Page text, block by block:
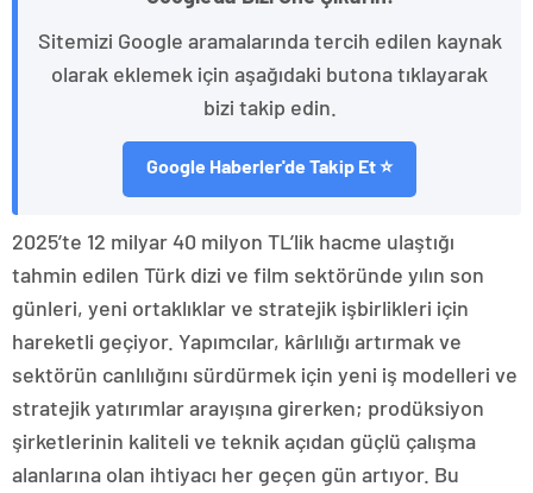
Sitemizi Google aramalarında tercih edilen kaynak
olarak eklemek için aşağıdaki butona tıklayarak
bizi takip edin.
Google Haberler'de Takip Et ⭐
2025’te 12 milyar 40 milyon TL’lik hacme ulaştığı
tahmin edilen Türk dizi ve film sektöründe yılın son
günleri, yeni ortaklıklar ve stratejik işbirlikleri için
hareketli geçiyor. Yapımcılar, kârlılığı artırmak ve
sektörün canlılığını sürdürmek için yeni iş modelleri ve
stratejik yatırımlar arayışına girerken; prodüksiyon
şirketlerinin kaliteli ve teknik açıdan güçlü çalışma
alanlarına olan ihtiyacı her geçen gün artıyor. Bu